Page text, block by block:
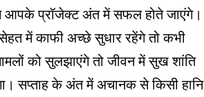
आपके प्रॉजेक्ट अंत में सफल होते जाएंगे।
सेहत में काफी अच्छे सुधार रहेंगे तो कभी
को सुलझाएंगे तो जीवन में सुख शांति
सप्ताह के अंत में अचानक से किसी हानि